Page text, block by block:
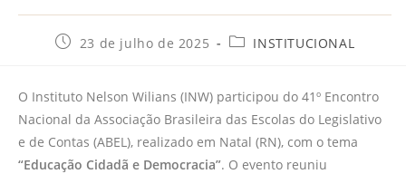
23 de julho de 2025 INSTITUCIONAL
O Instituto Nelson Wilians (INW) participou do 41º Encontro
Nacional da Associação Brasileira das Escolas do Legislativo
e de Contas (ABEL), realizado em Natal (RN), com o tema
“Educação Cidadã e Democracia”. O evento reuniu